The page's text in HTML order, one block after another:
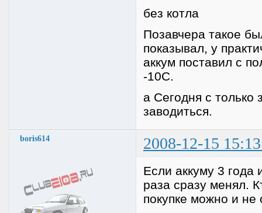
без котла
Позавчера такое
показывал, у
аккум поставил с
-10С.
а Сегодня с только
заводиться.
boris614 2008-12-15
Если аккуму 3
раза сразу менял.
покупке можно и не